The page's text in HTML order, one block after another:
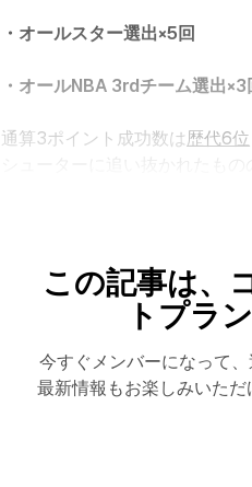
・オールスター選出×5回
・オールNBA 3rdチーム選出×3
通算3ポイント成功数は歴代6位
この記事は、
トプラ
今すぐメンバーになって
最新情報もお楽しみいた